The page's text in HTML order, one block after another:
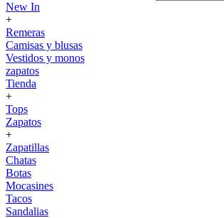
New In
+
Remeras
Camisas y blusas
Vestidos y monos
zapatos
Tienda
+
Tops
Zapatos
+
Zapatillas
Chatas
Botas
Mocasines
Tacos
Sandalias